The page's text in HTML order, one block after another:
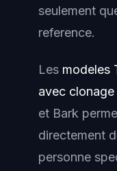
seulement
reference.
Les modeles
avec clonage
et Bark
directement
personne